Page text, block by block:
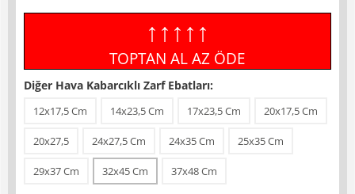
↑↑↑↑↑
TOPTAN AL AZ ÖDE
Diğer Hava Kabarcıklı Zarf Ebatları:
12x17,5 Cm 14x23,5 Cm 17x23,5 Cm 20x17,5 Cm
20x27,5 24x27,5 Cm 24x35 Cm 25x35 Cm
29x37 Cm 32x45 Cm 37x48 Cm